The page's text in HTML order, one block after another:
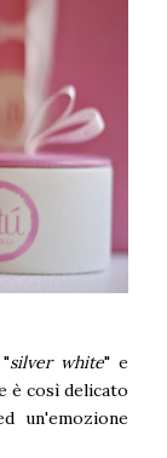
silver white" e
è così delicato
un'emozione